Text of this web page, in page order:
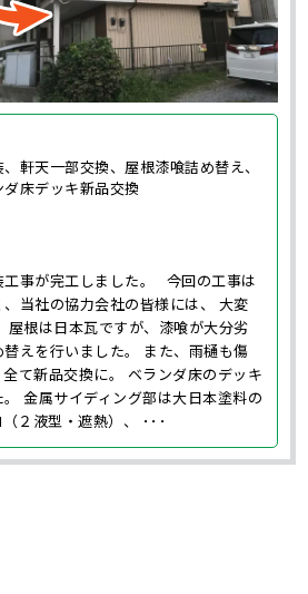
軒天一部交換、屋根漆喰詰め替え、
床デッキ新品交換
工事が完工しました。 今回の工事は
当社の協力会社の皆様には、 大変
屋根は日本瓦ですが、漆喰が大分劣
えを行いました。 また、雨樋も傷
て新品交換に。 ベランダ床のデッキ
金属サイディング部は大日本塗料の
２液型・遮熱）、 ･･･